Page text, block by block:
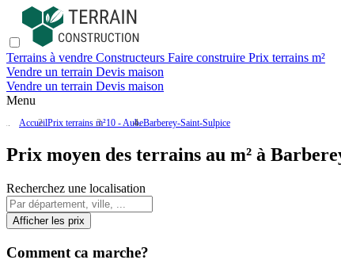
Terrains à vendre Constructeurs Faire construire Prix terrains m²
Vendre un terrain Devis maison
Vendre un terrain Devis maison
Menu
AccueilPrix terrains m²10 - AubeBarberey-Saint-Sulpice
Prix moyen des terrains au m² à
Recherchez une localisation
Afficher les prix
Comment ca marche?